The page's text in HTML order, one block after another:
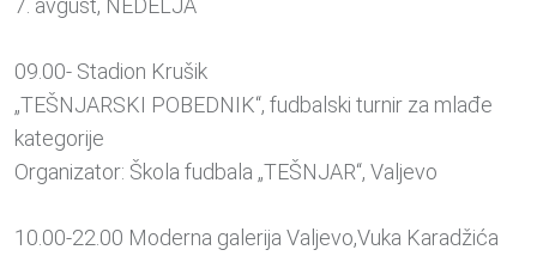
7. avgust, NEDELJA
09.00- Stadion Krušik
„TEŠNJARSKI POBEDNIK“, fudbalski turnir za mlađe
kategorije
Organizator: Škola fudbala „TEŠNJAR“, Valjevo
10.00-22.00 Moderna galerija Valjevo,Vuka Karadžića